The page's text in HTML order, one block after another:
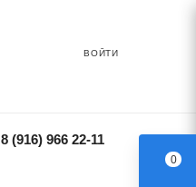
ВОЙТИ
8 (916) 966 22-11
0